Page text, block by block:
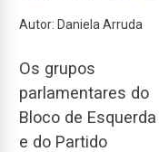
Autor: Daniela Arruda
Os grupos
parlamentares do
Bloco de Esquerda
e do Partido